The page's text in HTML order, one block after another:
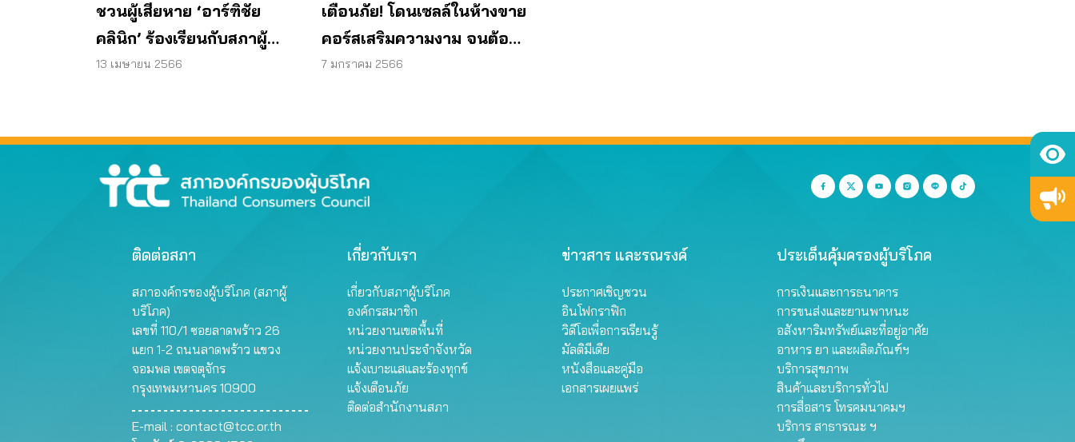
ชวนผู้เสียหาย ‘อาร์ฑิชัย
คลินิก’ ร้องเรียนกับสภาผู้
บริโภค หลังใช้บริการที่คลินิก
13 เมษายน 2566
เตือนภัย! โดนเซลล์ในห้างขาย
คอร์สเสริมความงาม จนต้อง
จ่ายไม่รู้จบ
7 มกราคม 2566
ติดต่อสภา
สภาองค์กรของผู้บริโภค (สภาผู้
บริโภค)
เลขที่ 110/1 ซอยลาดพร้าว 26
แยก 1-2 ถนนลาดพร้าว แขวง
จอมพล เขตจตุจักร
กรุงเทพมหานคร 10900
E-mail : contact@tcc.or.th
เกี่ยวกับเรา
เกี่ยวกับสภาผู้บริโภค
องค์กรสมาชิก
หน่วยงานเขตพื้นที่
หน่วยงานประจำจังหวัด
แจ้งเบาะแสและร้องทุกข์
แจ้งเตือนภัย
ติดต่อสำนักงานสภา
ข่าวสาร และรณรงค์
ประกาศเชิญชวน
อินโฟกราฟิก
วิดีโอเพื่อการเรียนรู้
มัลติมีเดีย
หนังสือและคู่มือ
เอกสารเผยแพร่
ประเด็นคุ้มครองผู้บริโภค
การเงินและการธนาคาร
การขนส่งและยานพาหนะ
อสังหาริมทรัพย์และที่อยู่อาศัย
อาหาร ยา และผลิตภัณฑ์ฯ
บริการสุขภาพ
สินค้าและบริการทั่วไป
การสื่อสาร โทรคมนาคมฯ
บริการ สาธารณะ ฯ